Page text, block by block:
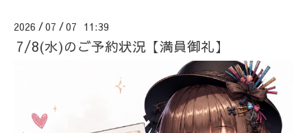
2026 /07 /07 11:39
7/8(水)のご予約状況【満員御礼】